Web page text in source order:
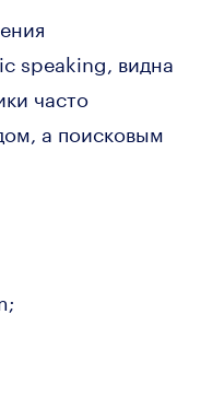
speaking, видна
часто
а поисковым